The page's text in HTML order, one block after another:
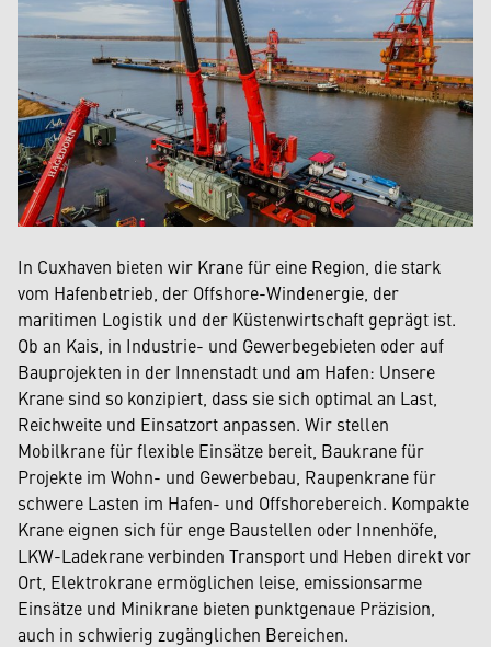
In Cuxhaven bieten wir Krane für eine Region, die stark
vom Hafenbetrieb, der Offshore-Windenergie, der
maritimen Logistik und der Küstenwirtschaft geprägt ist.
Ob an Kais, in Industrie- und Gewerbegebieten oder auf
Bauprojekten in der Innenstadt und am Hafen: Unsere
Krane sind so konzipiert, dass sie sich optimal an Last,
Reichweite und Einsatzort anpassen. Wir stellen
Mobilkrane für flexible Einsätze bereit, Baukrane für
Projekte im Wohn- und Gewerbebau, Raupenkrane für
schwere Lasten im Hafen- und Offshorebereich. Kompakte
Krane eignen sich für enge Baustellen oder Innenhöfe,
LKW-Ladekrane verbinden Transport und Heben direkt vor
Ort, Elektrokrane ermöglichen leise, emissionsarme
Einsätze und Minikrane bieten punktgenaue Präzision,
auch in schwierig zugänglichen Bereichen.